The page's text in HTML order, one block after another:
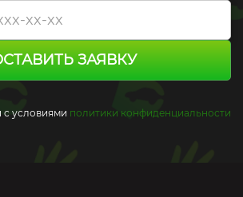
ЗАЯВКУ
c условиями политики конфиденциальности